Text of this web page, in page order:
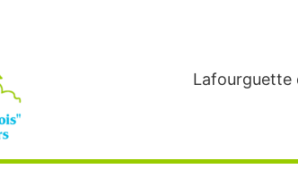
Lafourguette